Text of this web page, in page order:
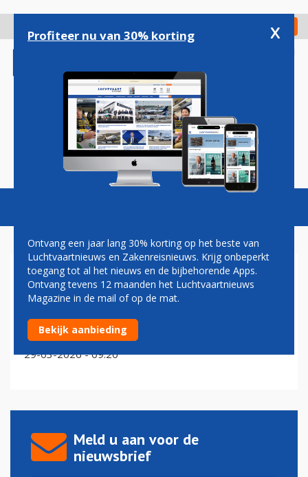
gaan
Check in
Magazine Podcasts Vacatures
ANTOINE FOREST
Eerbetoon in Montreal voor omgekomen Air Canada
piloot Antoine Forest
29-03-2026 - 09:20
Meld u aan voor de
nieuwsbrief
Profiteer nu van 30% korting x
Ontvang een jaar lang 30% korting op het beste van
Luchtvaartnieuws en Zakenreisnieuws. Krijg onbeperkt
toegang tot al het nieuws en de bijbehorende Apps.
Ontvang tevens 12 maanden het Luchtvaartnieuws
Magazine in de mail of op de mat.
Bekijk aanbieding